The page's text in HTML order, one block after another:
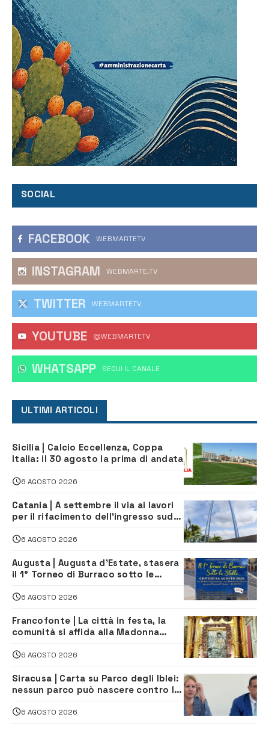
SOCIAL
FACEBOOK WEBMARTETV
INSTAGRAM WEBMARTE.TV
TWITTER WEBMARTETV
YOUTUBE @WEBMARTETV
WHATSAPP ‎SEGUI IL CANALE
ULTIMI ARTICOLI
Sicilia | Calcio Eccellenza, Coppa
Italia: il 30 agosto la prima di andata
6 AGOSTO 2026
Catania | A settembre il via ai lavori
per il rifacimento dell’ingresso sud
6 AGOSTO 2026
Augusta | Augusta d’Estate, stasera
il 1° Torneo di Burraco sotto le
6 AGOSTO 2026
Francofonte | La città in festa, la
comunità si affida alla Madonna
6 AGOSTO 2026
Siracusa | Carta su Parco degli Iblei:
nessun parco può nascere contro le
6 AGOSTO 2026